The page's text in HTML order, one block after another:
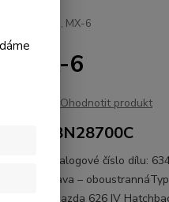
626 IV , MX-6
, MX-6
Ohodnotit produkt
GA8N28700C
KYB Katalogové číslo dílu:
zadní náprava –
pro vozy: Mazda 626 IV